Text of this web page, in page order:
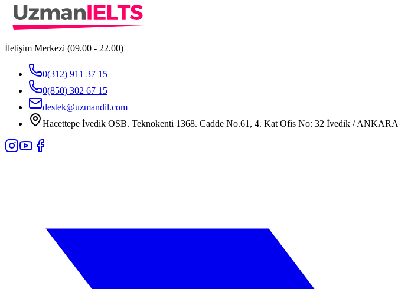
İletişim Merkezi (09.00 - 22.00)
0(312) 911 37 15
0(850) 302 67 15
destek@uzmandil.com
Hacettepe İvedik OSB. Teknokenti 1368. Cadde No.61, 4. Kat Ofis No: 32 İvedik / ANKARA